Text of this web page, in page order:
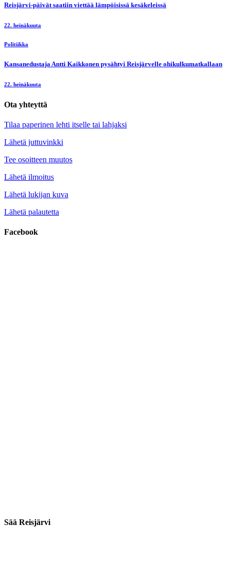
Reisjärvi-päivät saatiin viettää lämpöisissä kesäkeleissä
22. heinäkuuta
Politiikka
Kansanedustaja Antti Kaikkonen pysähtyi Reisjärvelle ohikulkumatkallaan
22. heinäkuuta
Ota yhteyttä
Tilaa paperinen lehti itselle tai lahjaksi
Lähetä juttuvinkki
Tee osoitteen muutos
Lähetä ilmoitus
Lähetä lukijan kuva
Lähetä palautetta
Facebook
Sää Reisjärvi